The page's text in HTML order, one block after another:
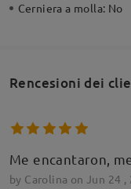
Cerniera a molla: No
Rencesioni dei
Me encantaron,
by Carolina on Jun 24 ,